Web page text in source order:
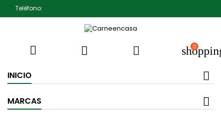
Teléfono:
   0
INICIO
MARCAS